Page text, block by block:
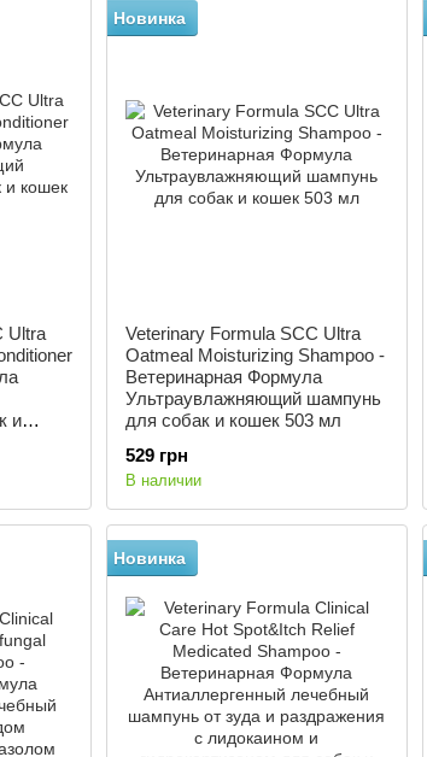
Ultra
и
Новинка
Veterinary Formula SCC Ultra
Oatmeal Moisturizing Shampoo -
Ветеринарная Формула
Ультраувлажняющий шампунь
для собак и кошек 503 мл
529 грн
В наличии
Новинка